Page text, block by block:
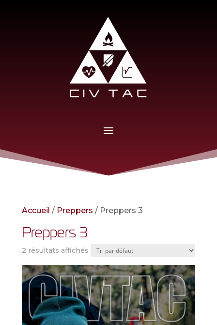
Accueil / Preppers / Preppers 3
Preppers 3
2 résultats affichés